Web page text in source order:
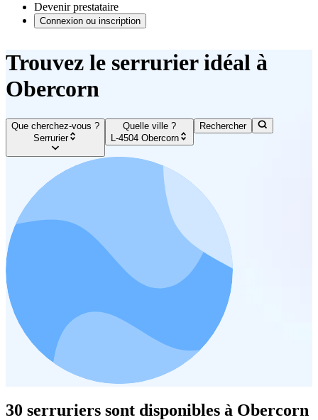
Devenir prestataire
Connexion ou inscription
Trouvez le serrurier idéal à
Obercorn
Que cherchez-vous ?
Serrurier
Quelle ville ?
L-4504 Obercorn
Rechercher
30 serruriers sont disponibles à Obercorn